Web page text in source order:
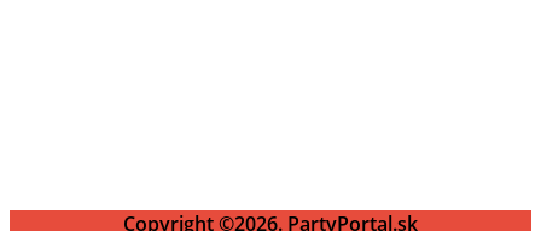
Copyright ©2026. PartyPortal.sk